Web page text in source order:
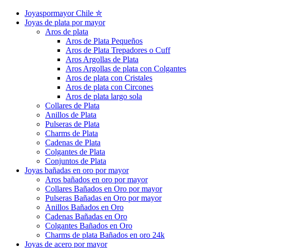
Joyaspormayor Chile ✮
Joyas de plata por mayor
Aros de plata
Aros de Plata Pequeños
Aros de Plata Trepadores o Cuff
Aros Argollas de Plata
Aros Argollas de plata con Colgantes
Aros de plata con Cristales
Aros de plata con Circones
Aros de plata largo sola
Collares de Plata
Anillos de Plata
Pulseras de Plata
Charms de Plata
Cadenas de Plata
Colgantes de Plata
Conjuntos de Plata
Joyas bañadas en oro por mayor
Aros bañados en oro por mayor
Collares Bañados en Oro por mayor
Pulseras Bañadas en Oro por mayor
Anillos Bañados en Oro
Cadenas Bañadas en Oro
Colgantes Bañados en Oro
Charms de plata Bañados en oro 24k
Joyas de acero por mayor